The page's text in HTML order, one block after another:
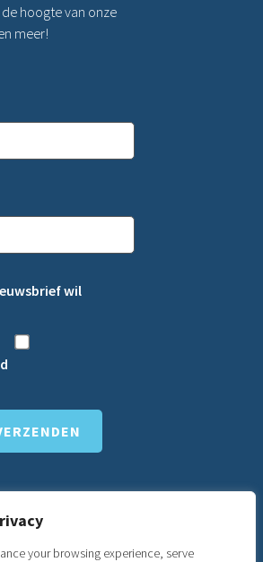
your browsing experience, serve
hoogte van onze
meer!
wil